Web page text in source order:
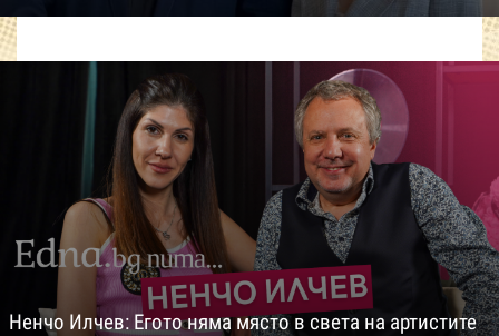
Ненчо Илчев: Егото няма място в света на артистите